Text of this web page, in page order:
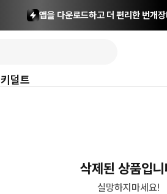
앱을 다운로드하고 더 편리한 번개
키덜트
삭제된 상품입
실망하지마세요!